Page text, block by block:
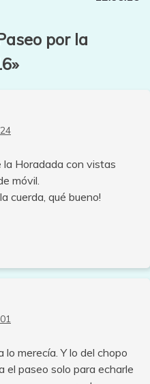
por la
»
la Horadada con vistas
móvil.
cuerda, qué bueno!
lo merecía. Y lo del chopo
el paseo solo para echarle